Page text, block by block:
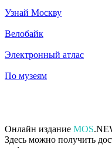
Узнай Москву
Велобайк
Электронный атлас
По музеям
Онлайн издание MOS
Здесь можно получить